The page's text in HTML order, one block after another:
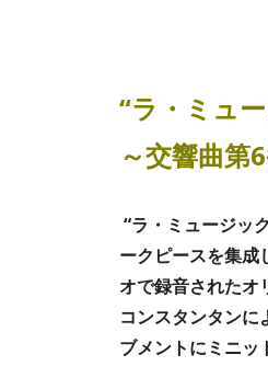
“ラ・ミュ
～交響曲第
“ラ・ミュージッ
ークピースを集成
オで録音されたオ
コンスタンタン
ブメントにミニッ